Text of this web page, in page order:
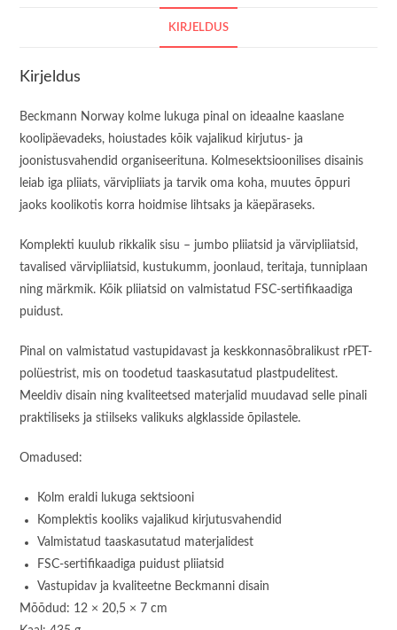
KIRJELDUS
Kirjeldus
Beckmann Norway kolme lukuga pinal on ideaalne kaaslane
koolipäevadeks, hoiustades kõik vajalikud kirjutus- ja
joonistusvahendid organiseerituna. Kolmesektsioonilises disainis
leiab iga pliiats, värvipliiats ja tarvik oma koha, muutes õppuri
jaoks koolikotis korra hoidmise lihtsaks ja käepäraseks.
Komplekti kuulub rikkalik sisu – jumbo pliiatsid ja värvipliiatsid,
tavalised värvipliiatsid, kustukumm, joonlaud, teritaja, tunniplaan
ning märkmik. Kõik pliiatsid on valmistatud FSC-sertifikaadiga
puidust.
Pinal on valmistatud vastupidavast ja keskkonnasõbralikust rPET-
polüestrist, mis on toodetud taaskasutatud plastpudelitest.
Meeldiv disain ning kvaliteetsed materjalid muudavad selle pinali
praktiliseks ja stiilseks valikuks algklasside õpilastele.
Omadused:
Kolm eraldi lukuga sektsiooni
Komplektis kooliks vajalikud kirjutusvahendid
Valmistatud taaskasutatud materjalidest
FSC-sertifikaadiga puidust pliiatsid
Vastupidav ja kvaliteetne Beckmanni disain
Mõõdud: 12 × 20,5 × 7 cm